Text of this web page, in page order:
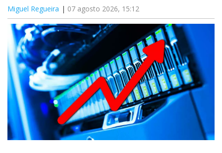
Miguel Regueira 07 agosto 2026, 15:12